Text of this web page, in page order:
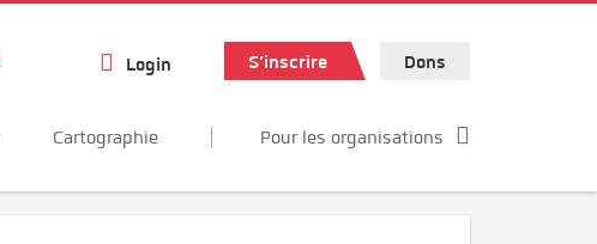
Login S'inscrire Dons
Cartographie Pour les organisations